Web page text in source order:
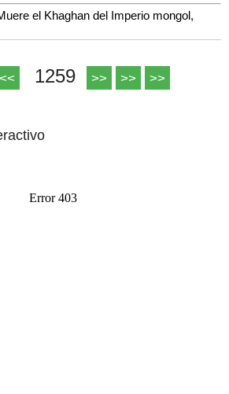
el Khaghan del Imperio mongol,
<< 1259 >> >> >>